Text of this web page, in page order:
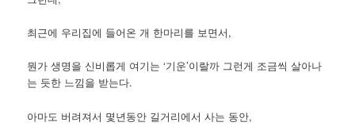
최근에 우리집에 들어온 개 한마리를 보면서,
뭔가 생명을 신비롭게 여기는 ‘기운’이랄까 그런게 조금씩 살아나
는 듯한 느낌을 받는다.
아마도 버려져서 몇년동안 길거리에서 사는 동안,